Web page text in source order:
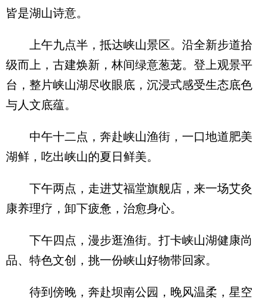
皆是湖山诗意。
上午九点半，抵达峡山景区。沿全新步道拾
级而上，古建焕新，林间绿意葱茏。登上观景平
台，整片峡山湖尽收眼底，沉浸式感受生态底色
与人文底蕴。
中午十二点，奔赴峡山渔街，一口地道肥美
湖鲜，吃出峡山的夏日鲜美。
下午两点，走进艾福堂旗舰店，来一场艾灸
康养理疗，卸下疲惫，治愈身心。
下午四点，漫步逛渔街。打卡峡山湖健康尚
品、特色文创，挑一份峡山好物带回家。
待到傍晚，奔赴坝南公园，晚风温柔，星空